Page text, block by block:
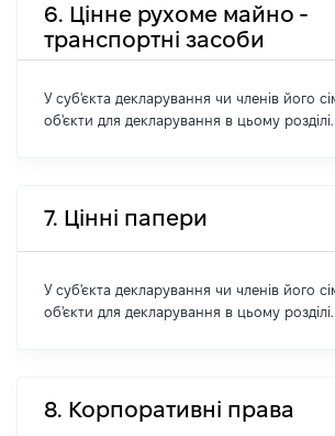
6. Цінне рухоме майно -
транспортні засоби
У суб'єкта декларування чи членів його
об'єкти для декларування в цьому розділі.
7. Цінні папери
У суб'єкта декларування чи членів його
об'єкти для декларування в цьому розділі.
8. Корпоративні права